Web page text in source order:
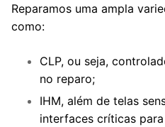
Reparamos uma ampla
como:
CLP, ou seja,
no reparo;
IHM, além de telas
interfaces críticas